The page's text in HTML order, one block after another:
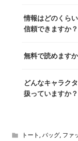
ッズを収集し、月
長KOSが全記事を
書いています。AI
認を行い、手動で
情報はどのくらい
信頼できますか？
いをお届けするこ
め、正確な情報を
無料で読めます
どんなキャラク
扱っていますか？
ん！200種以上の
トート ,バッグ, ファ